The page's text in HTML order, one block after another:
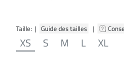
Taille: | Guide des tailles |
XS S M L XL